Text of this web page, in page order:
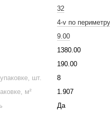
32
4-v по периметру
9.00
1380.00
190.00
шт.
8
м²
1.907
Да